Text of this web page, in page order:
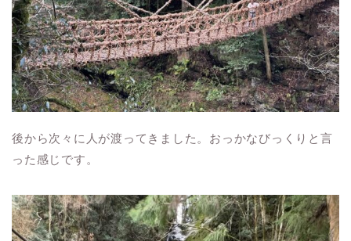
後から次々に人が渡ってきました。おっかなびっくりと言
った感じです。